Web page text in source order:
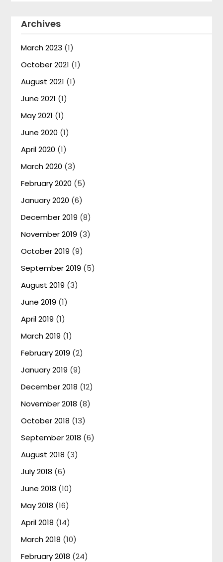
Archives
March 2023 (1)
October 2021 (1)
August 2021 (1)
June 2021 (1)
May 2021 (1)
June 2020 (1)
April 2020 (1)
March 2020 (3)
February 2020 (5)
January 2020 (6)
December 2019 (8)
November 2019 (3)
October 2019 (9)
September 2019 (5)
August 2019 (3)
June 2019 (1)
April 2019 (1)
March 2019 (1)
February 2019 (2)
January 2019 (9)
December 2018 (12)
November 2018 (8)
October 2018 (13)
September 2018 (6)
August 2018 (3)
July 2018 (6)
June 2018 (10)
May 2018 (16)
April 2018 (14)
March 2018 (10)
February 2018 (24)